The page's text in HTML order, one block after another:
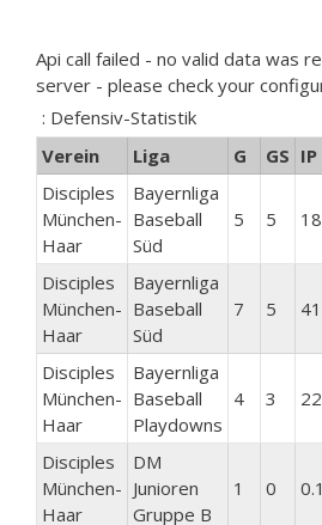
Api call failed - no valid data was
server - please check your
: Defensiv-Statistik
Verein
Liga G GS IP
Disciples
München-
Haar
Bayernliga
Baseball
Süd
5 5
Disciples
München-
Haar
Bayernliga
Baseball
Süd
7 5
Disciples
München-
Haar
Bayernliga
Baseball
Playdowns
4 3
Disciples
München-
Haar
DM
Junioren
Gruppe B
1 0 0.1